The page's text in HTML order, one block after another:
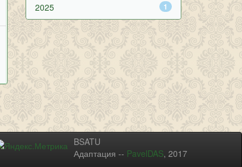
1
2025
BSATU
Адаптация -- PavelDAS, 2017